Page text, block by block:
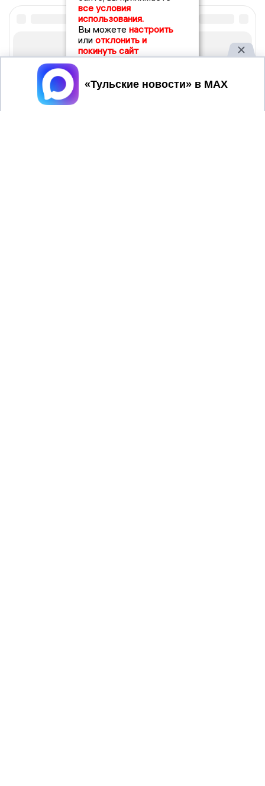
все условия
использования.
Вы можете настроить
или отклонить и
покинуть сайт
Принять